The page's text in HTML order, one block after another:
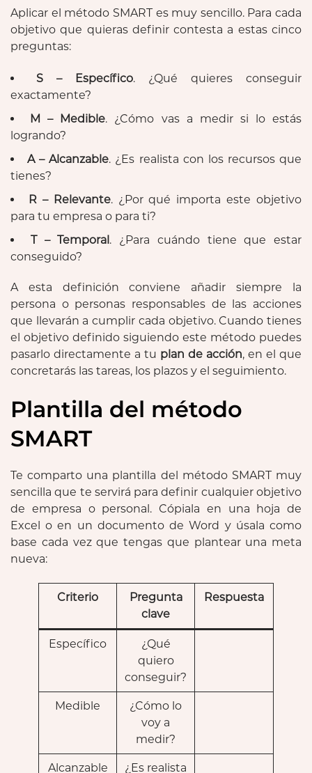
Aplicar el método SMART es muy sencillo. Para cada
objetivo que quieras definir contesta a estas cinco
preguntas:
S – Específico. ¿Qué quieres conseguir
exactamente?
M – Medible. ¿Cómo vas a medir si lo estás
logrando?
A – Alcanzable. ¿Es realista con los recursos que
tienes?
R – Relevante. ¿Por qué importa este objetivo
para tu empresa o para ti?
T – Temporal . ¿Para cuándo tiene que estar
conseguido?
A esta definición conviene añadir siempre la
persona o personas responsables de las acciones
que llevarán a cumplir cada objetivo. Cuando tienes
el objetivo definido siguiendo este método puedes
pasarlo directamente a tu plan de acción, en el que
concretarás las tareas, los plazos y el seguimiento.
Plantilla del método
SMART
Te comparto una plantilla del método SMART muy
sencilla que te servirá para definir cualquier objetivo
de empresa o personal. Cópiala en una hoja de
Excel o en un documento de Word y úsala como
base cada vez que tengas que plantear una meta
nueva:
Criterio
Pregunta
clave
Respuesta
Específico
¿Qué
quiero
conseguir?
Medible
¿Cómo lo
voy a
medir?
Alcanzable
¿Es realista